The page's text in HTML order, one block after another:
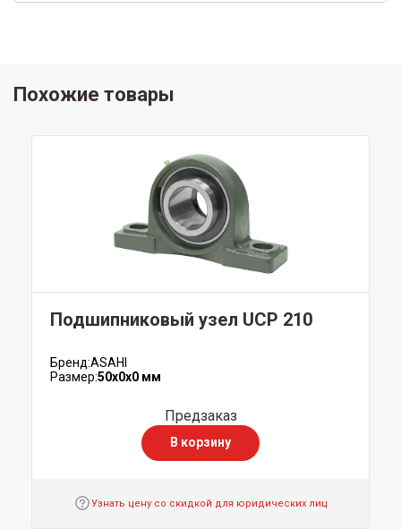
Похожие товары
Подшипниковый узел UCP 210
Бренд:ASAHI
Размер:50x0x0 мм
Предзаказ
В корзину
Узнать цену со скидкой для юридических лиц